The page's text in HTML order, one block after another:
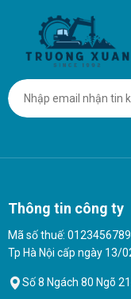
Thông tin công ty
Mã số thuế:
Tp Hà Nội cấp ngày 13/
Số 8 Ngách 80 Ngõ